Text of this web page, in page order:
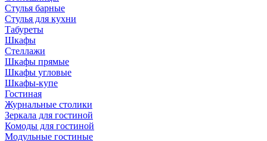
Стулья барные
Стулья для кухни
Табуреты
Шкафы
Стеллажи
Шкафы прямые
Шкафы угловые
Шкафы-купе
Гостиная
Журнальные столики
Зеркала для гостиной
Комоды для гостиной
Модульные гостиные